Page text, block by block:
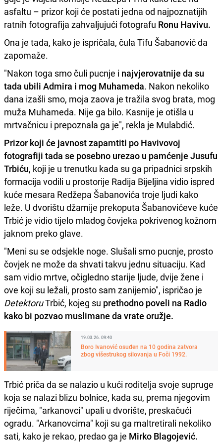
asfaltu – prizor koji će postati jedna od najpoznatijih
ratnih fotografija zahvaljujući fotografu Ronu Havivu.
Ona je tada, kako je ispričala, čula Tifu Šabanović da
zapomaže.
"Nakon toga smo čuli pucnje i najvjerovatnije da su
tada ubili Admira i mog Muhameda. Nakon nekoliko
dana izašli smo, moja zaova je tražila svog brata, mog
muža Muhameda. Nije ga bilo. Kasnije je otišla u
mrtvačnicu i prepoznala ga je", rekla je Mulabdić.
Prizor koji će javnost zapamtiti po Havivovoj
fotografiji tada se posebno urezao u pamćenje Jusufu
Trbiću, koji je u trenutku kada su ga pripadnici srpskih
formacija vodili u prostorije Radija Bijeljina vidio ispred
kuće mesara Redžepa Šabanovića troje ljudi kako
leže. U dvorištu džamije prekoputa Šabanovićeve kuće
Trbić je vidio tijelo mladog čovjeka pokrivenog kožnom
jaknom preko glave.
"Meni su se odsjekle noge. Slušali smo pucnje, prosto
čovjek ne može da shvati takvu jednu situaciju. Kad
sam vidio mrtve, očigledno starije ljude, dvije žene i
ove koji su ležali, prosto sam zanijemio", ispričao je
DetektoruTrbić, kojeg su prethodno poveli na Radio
kako bi pozvao muslimane da vrate oružje.
19.03.26. 09:40
Boro Ivanović osuđen na 10 godina zatvora
zbog višestrukog silovanja u Foči 1992.
Trbić priča da se nalazio u kući roditelja svoje supruge
koja se nalazi blizu bolnice, kada su, prema njegovim
riječima, "arkanovci" upali u dvorište, preskačući
ogradu. "Arkanovcima" koji su ga maltretirali nekoliko
sati, kako je rekao, predao ga je Mirko Blagojević.